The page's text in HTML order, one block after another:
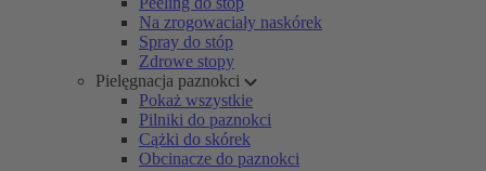
Na zrogowaciały naskórek
Spray do stóp
Zdrowe stopy
Pielęgnacja paznokci
Pokaż wszystkie
Pilniki do paznokci
Cążki do skórek
Obcinacze do paznokci